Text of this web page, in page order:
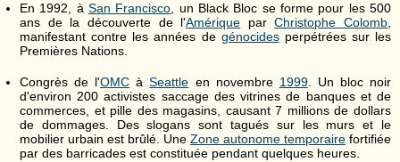
En 1992, à San Francisco , un Black Bloc se forme pour les 500
ans de la découverte de l'Amérique parChristophe Colomb
manifestant contre les années de génocidesperpétrées sur les
Premières Nations.
Congrès de l'OMC àSeattle en novembre 1999. Un bloc noir
d'environ 200 activistes saccage des vitrines de banques et de
commerces, et pille des magasins, causant 7 millions de dollars
de dommages. Des slogans sont tagués sur les murs et le
mobilier urbain est brûlé. Une Zone autonome temporaire fortifiée
par des barricades est constituée pendant quelques heures.